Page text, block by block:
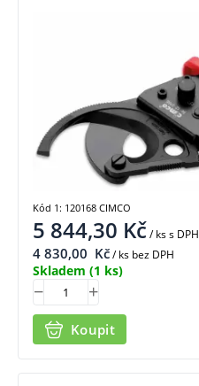
5 844,30 Kč/ kss DPH
4 830,00 Kč/ ks bez DPH
Skladem (1 ks)
Koupit
Kód 1: 120168 CIMCO